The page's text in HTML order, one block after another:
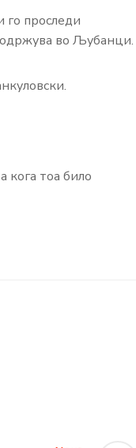
го проследи
одржува во Љубанци.
кога тоа било